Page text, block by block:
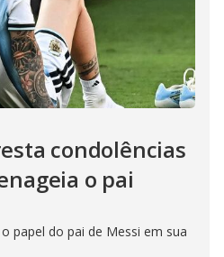
condolências
o pai
papel do pai de Messi em sua